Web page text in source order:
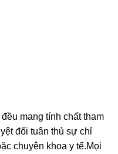
mang tính chất tham
đối tuân thủ sự chỉ
chuyên khoa y tế.Mọi